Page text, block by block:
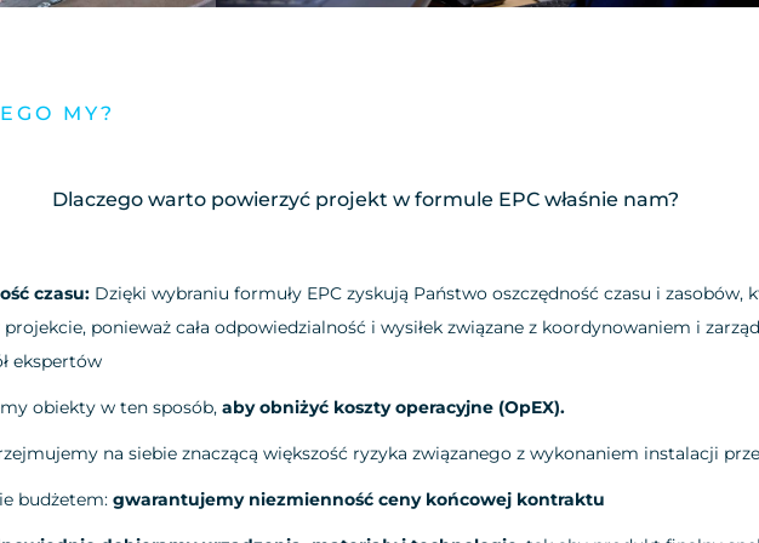
MY?
Dlaczego warto powierzyć projekt w formule EPC właśnie nam?
czasu: Dzięki wybraniu formuły EPC zyskują Państwo oszczędność czasu i
projekcie, ponieważ cała odpowiedzialność i wysiłek związane z koordynowaniem i
ekspertów
obiekty w ten sposób,aby obniżyć koszty operacyjne (OpEX).
na siebie znaczącą większość ryzyka związanego z wykonaniem instalacji
budżetem:gwarantujemy niezmienność ceny końcowej kontraktu